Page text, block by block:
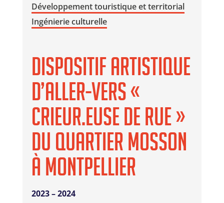
Développement touristique et territorial
Ingénierie culturelle
Dispositif artistique
d’aller-vers «
Crieur.euse de rue »
du quartier Mosson
à Montpellier
2023 – 2024